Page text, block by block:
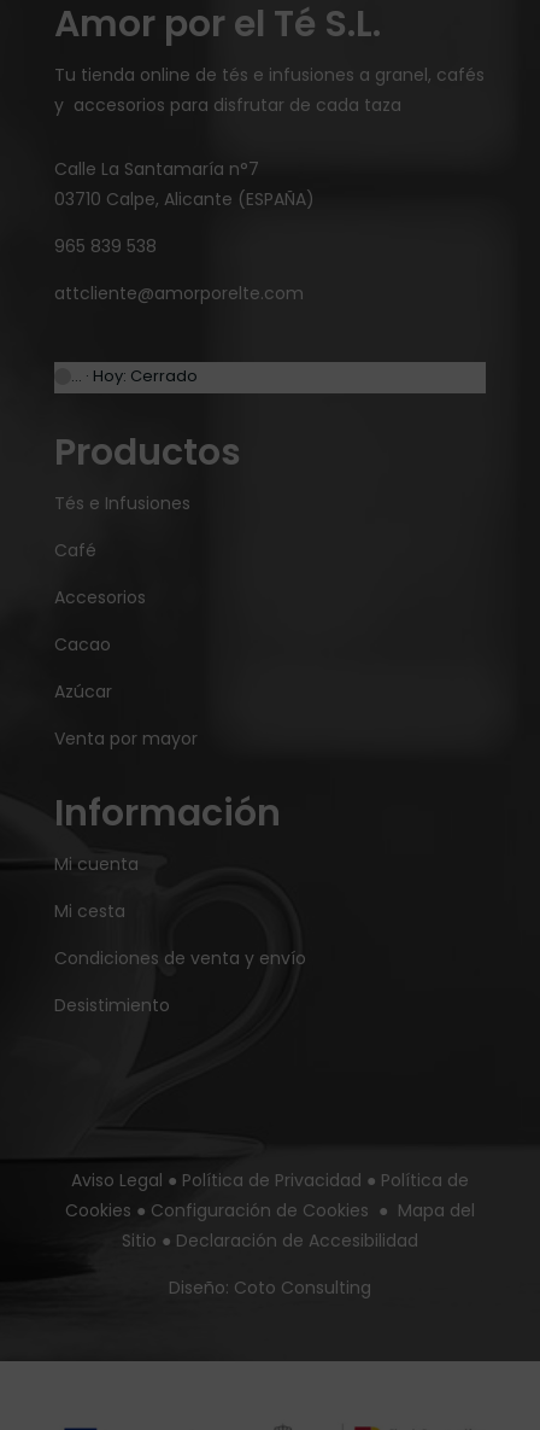
Amor por el Té S.L.
Tu tienda online de tés e infusiones a granel, cafés
y accesorios para disfrutar de cada taza
Calle La Santamaría n°7
03710 Calpe, Alicante (ESPAÑA)
965 839 538
attcliente@amorporelte.com
… · Hoy: Cerrado
Productos
Tés e Infusiones
Café
Accesorios
Cacao
Azúcar
Venta por mayor
Información
Mi cuenta
Mi cesta
Condiciones de venta y envío
Desistimiento
Aviso Legal ● Política de Privacidad ● Política de
Cookies ● Configuración de Cookies ● Mapa del
Sitio ● Declaración de Accesibilidad
Diseño: Coto Consulting